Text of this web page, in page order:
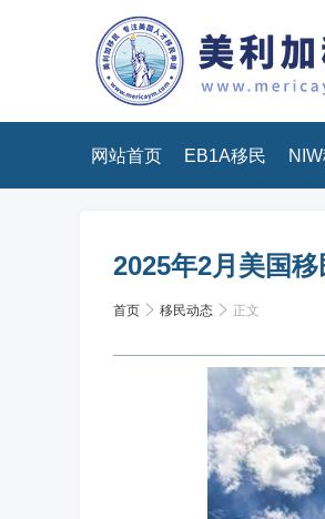
网站首页 EB1A移民
2025年2月美国
首页 移民动态 正文